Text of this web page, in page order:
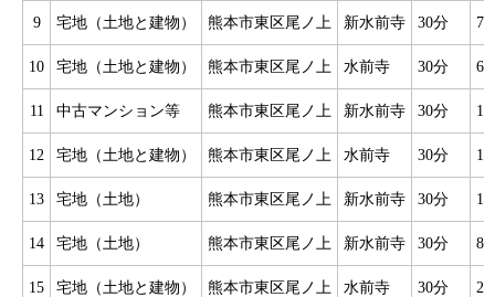
9 宅地（土地と建物） 熊本市東区尾ノ上 新水前寺 30分
10 宅地（土地と建物） 熊本市東区尾ノ上 水前寺 30分
11 中古マンション等 熊本市東区尾ノ上 新水前寺 30分
12 宅地（土地と建物） 熊本市東区尾ノ上 水前寺 30分
13 宅地（土地） 熊本市東区尾ノ上 新水前寺 30分
14 宅地（土地） 熊本市東区尾ノ上 新水前寺 30分
15 宅地（土地と建物） 熊本市東区尾ノ上 水前寺 30分